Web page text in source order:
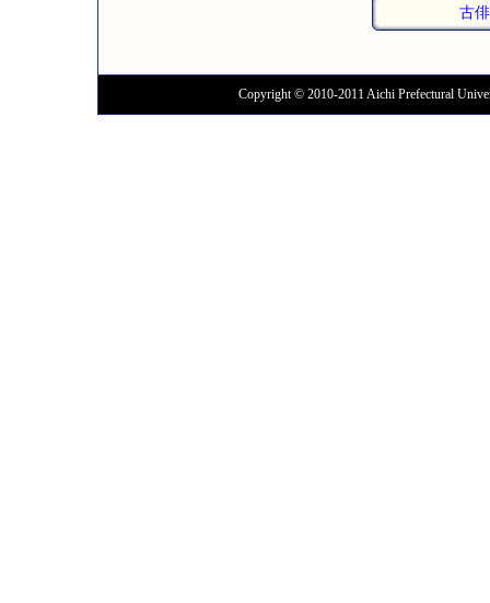
古
Copyright © 2010-2011 Aichi Prefectural